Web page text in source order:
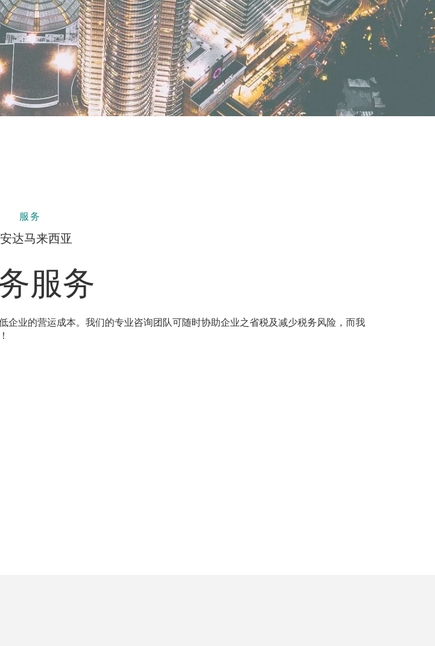
服务
达马来西亚
服务
业的营运成本。我们的专业咨询团队可随时协助企业之省税及减少税务风险，而我